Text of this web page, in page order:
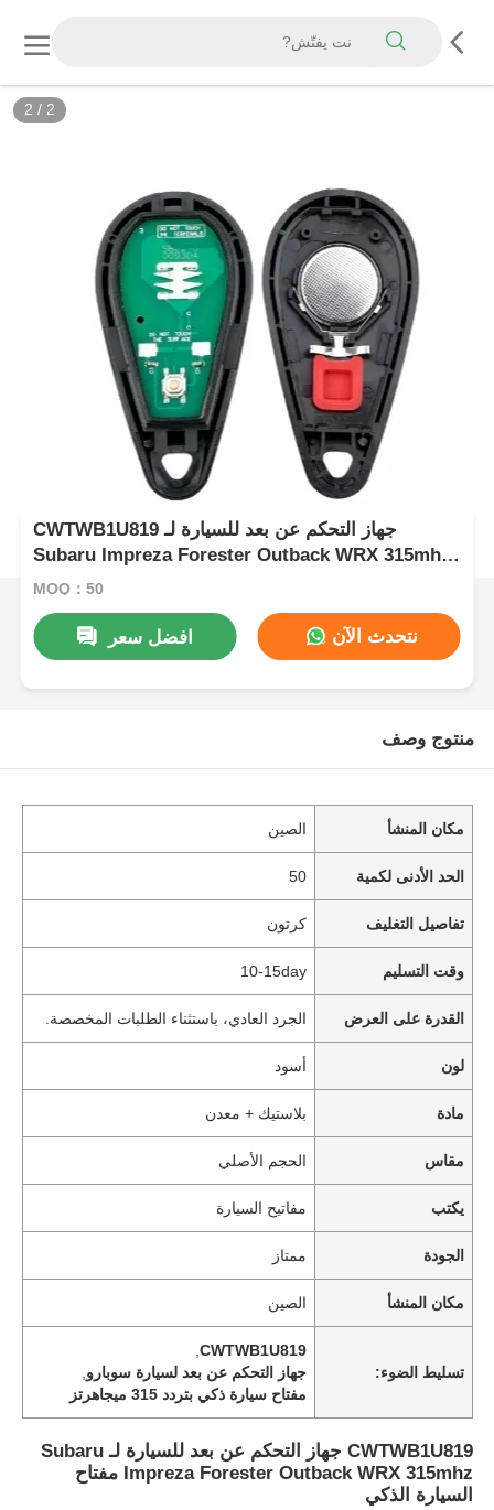
2 / 2
CWTWB1U819 جهاز التحكم عن بعد للسيارة لـ
Subaru Impreza Forester Outback WRX 315mhz
مفتاح السيارة الذكي
MOQ：50
افضل سعر نتحدث الآن
منتوج وصف
مكان المنشأ الصين
الحد الأدنى لكمية 50
تفاصيل التغليف كرتون
وقت التسليم 10-15day
القدرة على العرض الجرد العادي، باستثناء الطلبات المخصصة.
لون أسود
مادة بلاستيك + معدن
مقاس الحجم الأصلي
يكتب مفاتيح السيارة
الجودة ممتاز
مكان المنشأ الصين
تسليط الضوء:
CWTWB1U819
جهاز التحكم عن بعد لسيارة سوبارو
مفتاح سيارة ذكي بتردد 315 ميجاهرتز
CWTWB1U819 جهاز التحكم عن بعد للسيارة لـ Subaru
Impreza Forester Outback WRX 315mhz مفتاح
السيارة الذكي